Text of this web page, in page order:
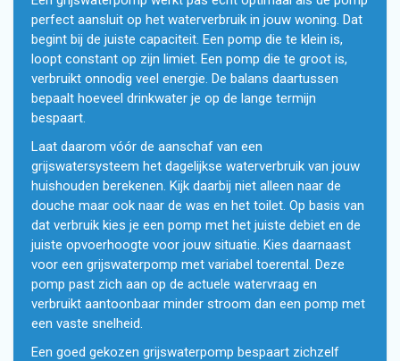
perfect aansluit op het waterverbruik in jouw woning. Dat
begint bij de juiste capaciteit. Een pomp die te klein is,
loopt constant op zijn limiet. Een pomp die te groot is,
verbruikt onnodig veel energie. De balans daartussen
bepaalt hoeveel drinkwater je op de lange termijn
bespaart.
Laat daarom vóór de aanschaf van een
grijswatersysteem het dagelijkse waterverbruik van jouw
huishouden berekenen. Kijk daarbij niet alleen naar de
douche maar ook naar de was en het toilet. Op basis van
dat verbruik kies je een pomp met het juiste debiet en de
juiste opvoerhoogte voor jouw situatie. Kies daarnaast
voor een grijswaterpomp met variabel toerental. Deze
pomp past zich aan op de actuele watervraag en
verbruikt aantoonbaar minder stroom dan een pomp met
een vaste snelheid.
Een goed gekozen grijswaterpomp bespaart zichzelf